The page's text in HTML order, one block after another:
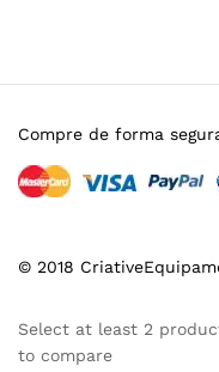
© 2018
Compre de forma
Select at least 2
to compare